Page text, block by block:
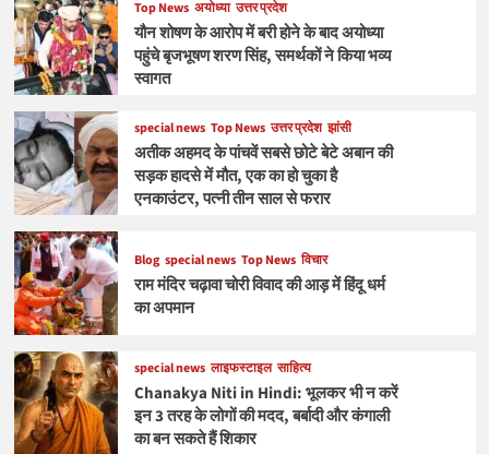
Top News अयोध्या उत्तर प्रदेश
यौन शोषण के आरोप में बरी होने के बाद अयोध्या
पहुंचे बृजभूषण शरण सिंह, समर्थकों ने किया भव्य
स्वागत
special news Top News उत्तर प्रदेश झांसी
अतीक अहमद के पांचवें सबसे छोटे बेटे अबान की
सड़क हादसे में मौत, एक का हो चुका है
एनकाउंटर, पत्नी तीन साल से फरार
Blog special news Top News विचार
राम मंदिर चढ़ावा चोरी विवाद की आड़ में हिंदू धर्म
का अपमान
special news लाइफस्टाइल साहित्य
Chanakya Niti in Hindi: भूलकर भी न करें
इन 3 तरह के लोगों की मदद, बर्बादी और कंगाली
का बन सकते हैं शिकार